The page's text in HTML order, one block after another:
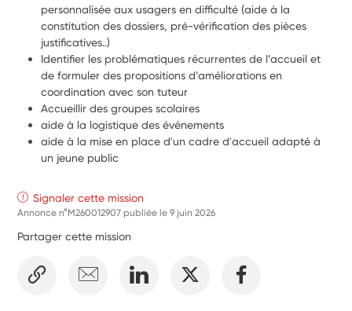
personnalisée aux usagers en difficulté (aide à la
constitution des dossiers, pré-vérification des pièces
justificatives..)
Identifier les problématiques récurrentes de l’accueil et
de formuler des propositions d’améliorations en
coordination avec son tuteur
Accueillir des groupes scolaires
aide à la logistique des événements
aide à la mise en place d'un cadre d'accueil adapté à
un jeune public
Signaler cette mission
Annonce n°M260012907 publiée le9 juin 2026
Partager cette mission